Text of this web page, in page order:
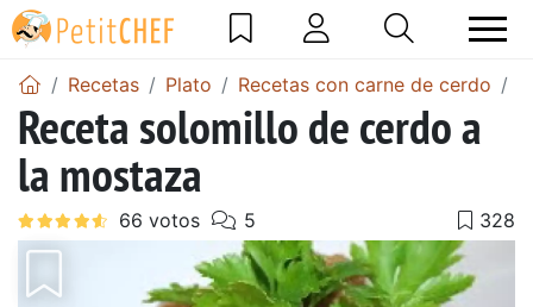
Recetas Plato Recetas con carne de cerdo
Receta solomillo de cerdo a
la mostaza